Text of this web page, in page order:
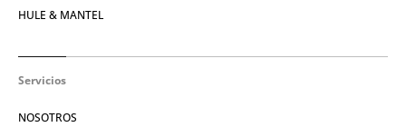
HULE & MANTEL
Servicios
NOSOTROS